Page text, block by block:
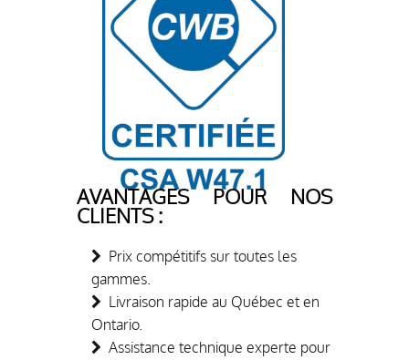
AVANTAGES POUR NOS
CLIENTS :
Prix compétitifs sur toutes les
gammes.
Livraison rapide au Québec et en
Ontario.
Assistance technique experte pour